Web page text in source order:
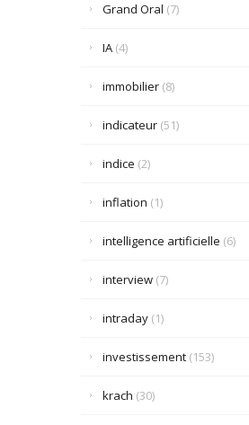
Grand Oral (7)
IA(4)
immobilier(8)
indicateur(51)
indice (2)
inflation (1)
intelligence artificielle (6)
interview(7)
intraday(1)
investissement(153)
krach (30)